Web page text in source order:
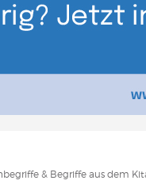
& Begriffe aus dem